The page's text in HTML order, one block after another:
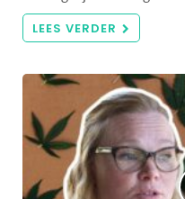
LEES VERDER